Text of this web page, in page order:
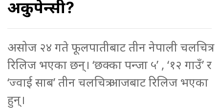
अकुपेन्सी?
असोज २४ गते फूलपातीबाट तीन नेपाली चलचित्र
रिलिज भएका छन्। ‘छक्का पन्जा ५’ , ‘१२ गाउँ’ र
‘ज्वाई साब’ तीन चलचित्र आजबाट रिलिज भएका
हुन्।